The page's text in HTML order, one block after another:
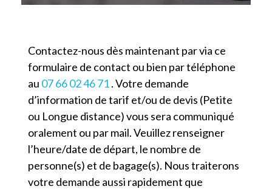
Contactez-nous dès maintenant par via ce
formulaire de contact ou bien par téléphone
au 07 66 02 46 71. Votre demande
d’information de tarif et/ou de devis (Petite
ou Longue distance) vous sera communiqué
oralement ou par mail. Veuillez renseigner
l’heure/date de départ, le nombre de
personne(s) et de bagage(s). Nous traiterons
votre demande aussi rapidement que